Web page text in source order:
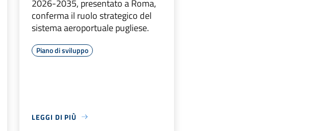
2026-2035, presentato a Roma,
conferma il ruolo strategico del
sistema aeroportuale pugliese.
Piano di sviluppo
LEGGI DI PIÙ